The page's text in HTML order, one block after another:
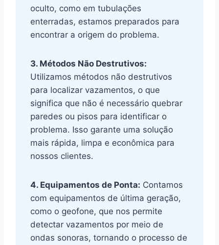
oculto, como em tubulações
enterradas, estamos preparados para
encontrar a origem do problema.
3. Métodos Não Destrutivos:
Utilizamos métodos não destrutivos
para localizar vazamentos, o que
significa que não é necessário quebrar
paredes ou pisos para identificar o
problema. Isso garante uma solução
mais rápida, limpa e econômica para
nossos clientes.
4. Equipamentos de Ponta: Contamos
com equipamentos de última geração,
como o geofone, que nos permite
detectar vazamentos por meio de
ondas sonoras, tornando o processo de